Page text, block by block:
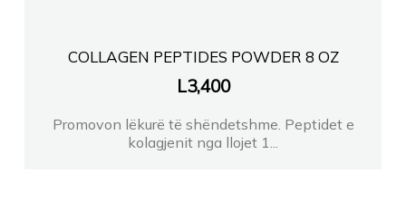
COLLAGEN PEPTIDES POWDER 8 OZ
L3,400
Promovon lëkurë të shëndetshme. Peptidet e
kolagjenit nga llojet 1...